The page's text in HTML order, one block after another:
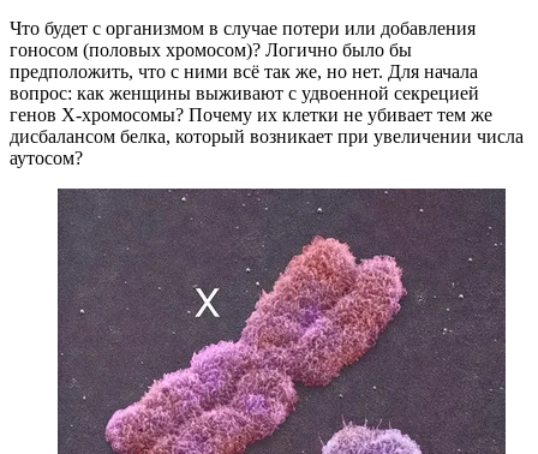
Что будет с организмом в случае потери или добавления
гоносом (половых хромосом)? Логично было бы
предположить, что с ними всё так же, но нет. Для начала
вопрос: как женщины выживают с удвоенной секрецией
генов Х-хромосомы? Почему их клетки не убивает тем же
дисбалансом белка, который возникает при увеличении числа
аутосом?